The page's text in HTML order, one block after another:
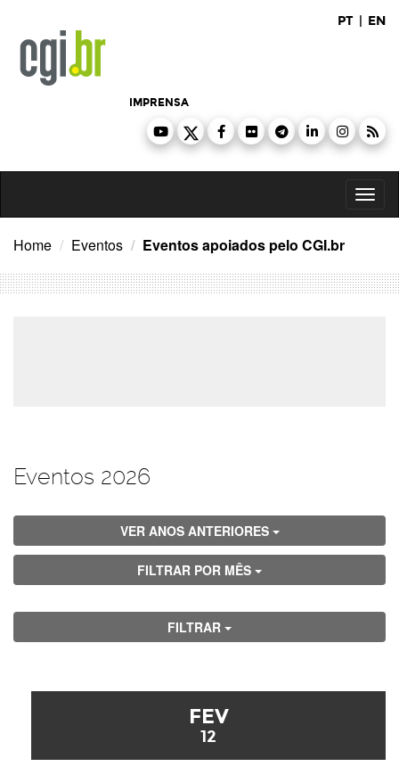
conteúdo
PT | EN
IMPRENSA
Home Eventos Eventos apoiados pelo CGI.br
Eventos 2026
VER ANOS ANTERIORES
FILTRAR POR MÊS
FILTRAR
FEV
12